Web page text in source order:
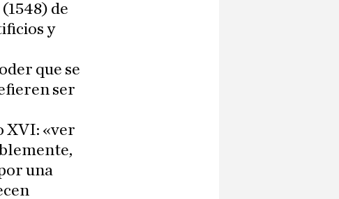
de
y
que se
ser
XVI: «ver
una